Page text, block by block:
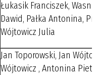
Łukasik Franciszek,
Dawid, Pałka Antonina,
Wójtowicz Julia
Jan Toporowski, Jan
Wójtowicz , Antonina